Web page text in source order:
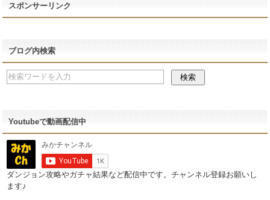
スポンサーリンク
ブログ内検索
Youtubeで動画配信中
ダンジョン攻略やガチャ結果など配信中です。チャンネル登録お願いし
ます♪